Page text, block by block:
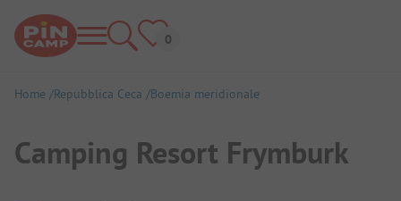
Home Repubblica Ceca Boemia meridionale
Camping Resort Frymburk